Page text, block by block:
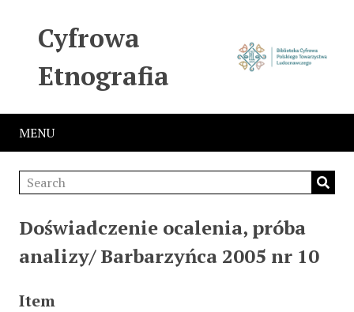
Cyfrowa
Etnografia
MENU
Doświadczenie ocalenia, próba
analizy/ Barbarzyńca 2005 nr 10
Item